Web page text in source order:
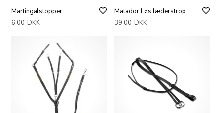
Martingalstopper
6,00 DKK
Matador Løs læderstrop
39,00 DKK